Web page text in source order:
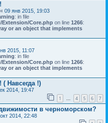
« 09 янв 2015, 19:03
: in file
Core.php on line 1266:
or an object that implements
2015, 11:07
: in file
Core.php on line 1266:
or an object that implements
( Навсегда !)
2014, 19:47
1 4 5 6 7
в черноморском?
2014, 22:48